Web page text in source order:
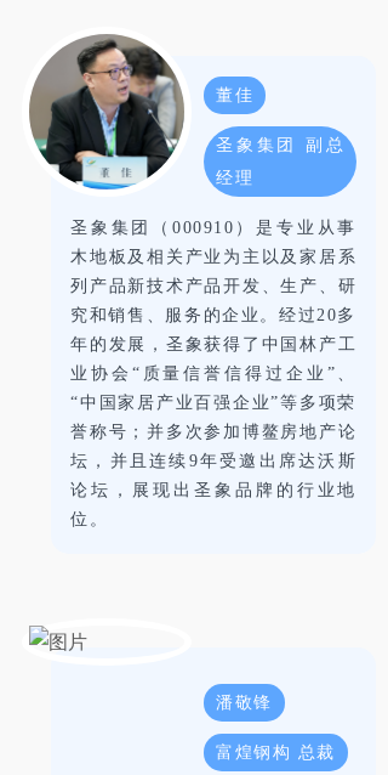
董佳
圣象集团 副总
经理
圣象集团（000910）是专业从事
木地板及相关产业为主以及家居系
列产品新技术产品开发、生产、研
究和销售、服务的企业。经过20多
年的发展，圣象获得了中国林产工
业协会“质量信誉信得过企业”、
“中国家居产业百强企业”等多项荣
誉称号；并多次参加博鳌房地产论
坛，并且连续9年受邀出席达沃斯
论坛，展现出圣象品牌的行业地
位。
潘敬锋
富煌钢构 总裁